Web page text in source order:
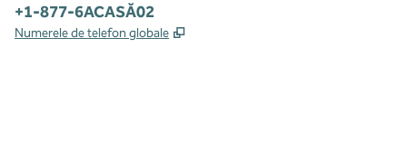
Telefon:
+1-877-6ACASĂ02
Numerele de telefon globale ,